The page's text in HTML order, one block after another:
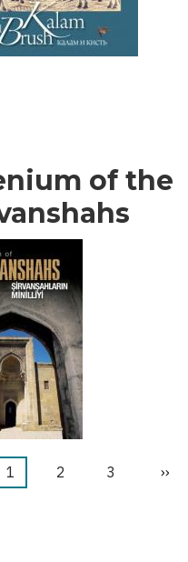
of the
Текущая
1 Страница
2 Страница
3 ››